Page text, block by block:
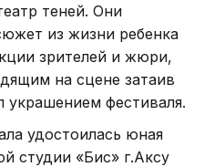
теней. Они
из жизни ребенка
зрителей и жюри,
на сцене затаив
украшением фестиваля.
удостоилась юная
студии «Бис» г.Аксу